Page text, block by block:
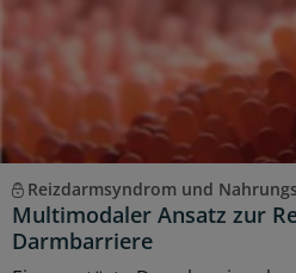
Reizdarmsyndrom und
Multimodaler Ansatz zur
Darmbarriere